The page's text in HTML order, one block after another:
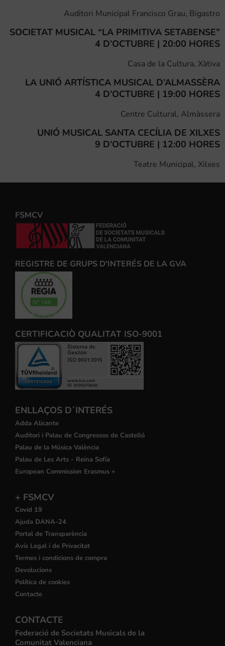
Auditori Municipal Francisco Grau, Bigastro
SOCIETAT MUSICAL “LA PRIMITIVA SETABENSE”
4 D’OCTUBRE | 20:00 HORES
Casa de la Cultura, Xàtiva
LA UNIÓ ARTÍSTICA MUSICAL D’ALMASSÈRA
4 D’OCTUBRE | 19:00 HORES
Centre Cultural, Almàssera
UNIÓ MUSICAL SANTA CECÍLIA DE XILXES
9 D’OCTUBRE | 12:00 HORES
Teatre Municipal, Xilxes
FSMCV
REGISTRE DE GRUPS D'INTERÉS DE LA GVA
CERTIFICACIÒ QUALITAT ISO-9001
ENLLAÇOS D´INTERÉS
Adda Alicante
Auditori i Palau de Congressos de Castelló
Palau de la Música València
Palau de Les Arts - Reina Sofía
European Commission Erasmus +
+ FSMCV
Covid 19
Ajuda DANA-24
Portal de Transparència
Avís Legal i de Privacitat
Termes i condicions de compra
Devolucions
Política de cookies
Contacte
CONTACTE
Federació de Societats Musicals de la
Comunitat Valenciana